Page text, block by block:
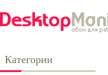
Категории